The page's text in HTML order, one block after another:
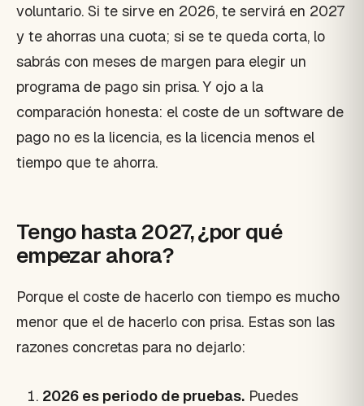
voluntario. Si te sirve en 2026, te servirá en 2027
y te ahorras una cuota; si se te queda corta, lo
sabrás con meses de margen para elegir un
programa de pago sin prisa. Y ojo a la
comparación honesta: el coste de un software de
pago no es la licencia, es la licencia menos el
tiempo que te ahorra.
Tengo hasta 2027, ¿por qué
empezar ahora?
Porque el coste de hacerlo con tiempo es mucho
menor que el de hacerlo con prisa. Estas son las
razones concretas para no dejarlo:
2026 es periodo de pruebas. Puedes